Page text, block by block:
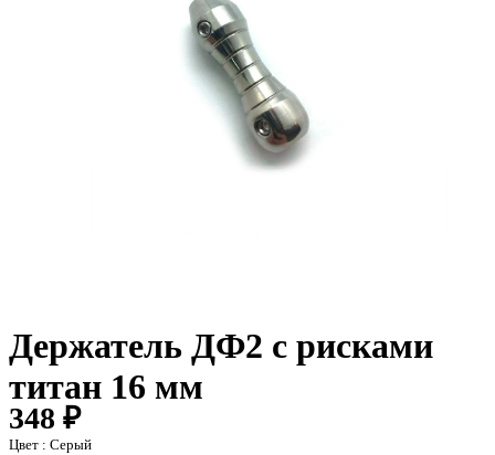
Держатель ДФ2 с рисками
титан 16 мм
348 ₽
Цвет : Серый